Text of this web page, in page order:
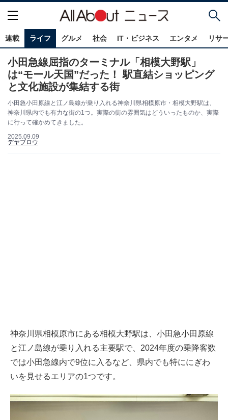
連載 ライフ グルメ 社会 IT・ビジネス エンタメ リサ
小田急線屈指のターミナル「相模大野駅」
は“モール天国”だった！ 駅直結ショッピング
と文化施設が集結する街
小田急小田原線と江ノ島線が乗り入れる神奈川県相模原市・相模大野駅は、
神奈川県内でも有力な街の1つ。実際の街の雰囲気はどういったものか、実際
に行って確かめてきました。
2025.09.09
デヤブロウ
神奈川県相模原市にある相模大野駅は、小田急小田原線
と江ノ島線が乗り入れる主要駅で、2024年度の乗降客数
では小田急線内で9位に入るなど、県内でも特ににぎわ
いを見せるエリアの1つです。